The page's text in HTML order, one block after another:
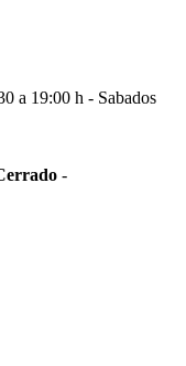
a 19:00 h - Sabados
-